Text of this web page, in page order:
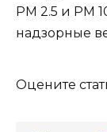
РМ 2.5 и РМ
надзорные
Оцените